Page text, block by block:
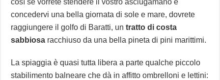
concedervi una bella giornata di sole e mare, dovrete
raggiungere il golfo di Baratti, un tratto di costa
sabbiosa racchiuso da una bella pineta di pini marittimi.
La spiaggia è quasi tutta libera a parte qualche piccolo
stabilimento balneare che dà in affitto ombrelloni e lettini: